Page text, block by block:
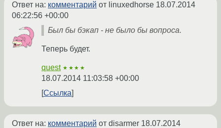
Ответ на: комментарий от linuxedhorse 18.07.2014
06:22:56 +00:00
Был бы бэкап - не было бы вопроса.
Теперь будет.
quest ★★★★
18.07.2014 11:03:58 +00:00
Ссылка
Ответ на: комментарий от disarmer 18.07.2014